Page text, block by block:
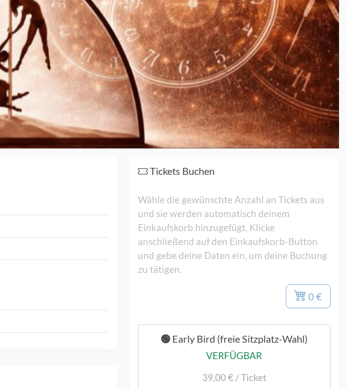
Tickets Buchen
Wähle die gewünschte Anzahl an Tickets aus
und sie werden automatisch deinem
Einkaufskorb hinzugefügt. Klicke
anschließend auf den Einkaufskorb-Button
und gebe deine Daten ein, um deine Buchung
zu tätigen.
0 €
🟢 Early Bird (freie Sitzplatz-Wahl)
VERFÜGBAR
39,00 € / Ticket